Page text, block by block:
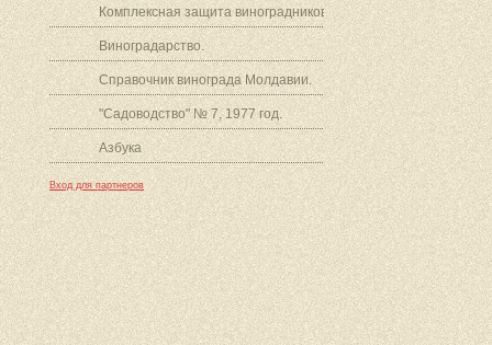
Комплексная защита виноградников.
Виноградарство.
Справочник винограда Молдавии.
"Садоводство" № 7, 1977 год.
Азбука
Вход для партнеров